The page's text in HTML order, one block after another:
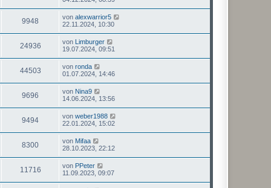
9948 von alexwarrior5
22.11.2024, 10:30
24936 von Limburger
19.07.2024, 09:51
44503 von ronda
01.07.2024, 14:46
9696 von Nina9
14.06.2024, 13:56
9494 von weber1988
22.01.2024, 15:02
8300 von Mifaa
28.10.2023, 22:12
11716 von PPeter
11.09.2023, 09:07